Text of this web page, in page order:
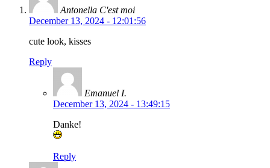
Antonella C'est moi
December 13, 2024 - 12:01:56
cute look, kisses
Reply
Emanuel I.
December 13, 2024 - 13:49:15
Danke!
Reply